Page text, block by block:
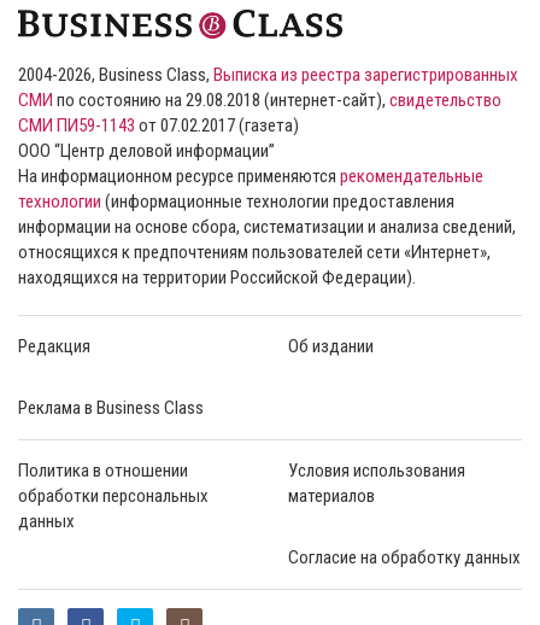
2004-2026, Business Class, Выписка из реестра зарегистрированных
СМИ по состоянию на 29.08.2018 (интернет-сайт), свидетельство
СМИ ПИ59-1143 от 07.02.2017 (газета)
ООО “Центр деловой информации”
На информационном ресурсе применяются рекомендательные
технологии (информационные технологии предоставления
информации на основе сбора, систематизации и анализа сведений,
относящихся к предпочтениям пользователей сети «Интернет»,
находящихся на территории Российской Федерации).
Редакция Об издании
Реклама в Business Class
Политика в отношении
обработки персональных
данных
Условия использования
материалов
Согласие на обработку данных